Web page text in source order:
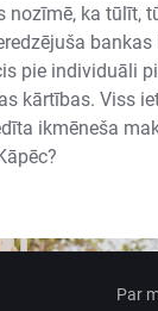
nozīmē, ka tūlīt,
pie individuāli
kārtības. Viss
ikmēneša